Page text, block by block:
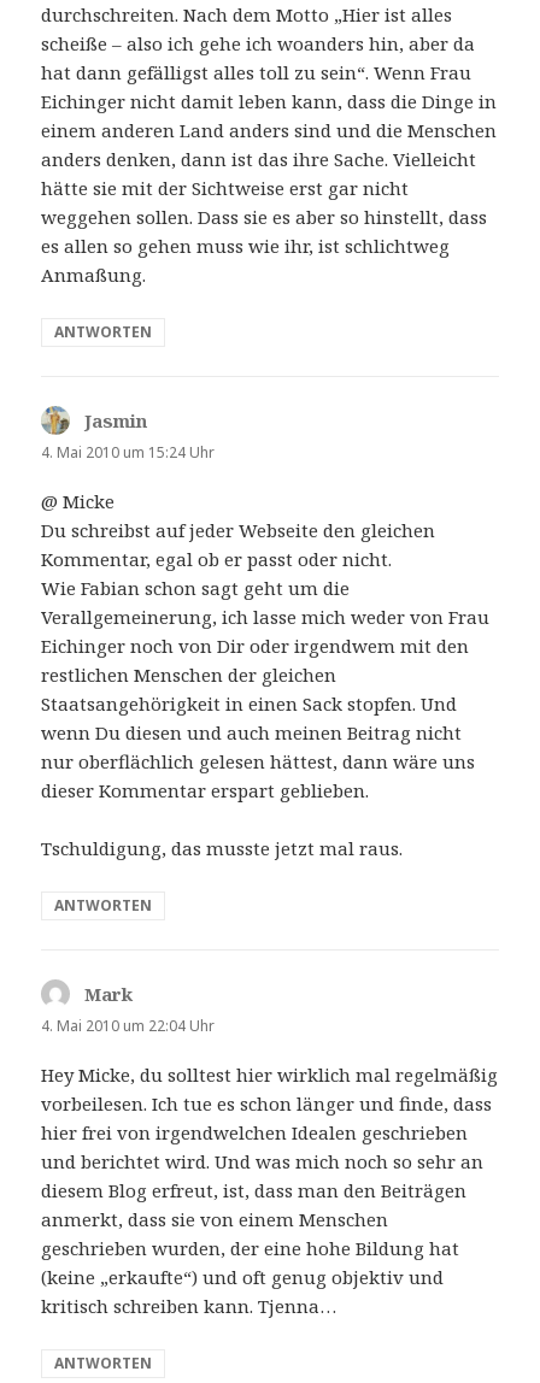
durchschreiten. Nach dem Motto „Hier ist alles
scheiße – also ich gehe ich woanders hin, aber da
hat dann gefälligst alles toll zu sein“. Wenn Frau
Eichinger nicht damit leben kann, dass die Dinge in
einem anderen Land anders sind und die Menschen
anders denken, dann ist das ihre Sache. Vielleicht
hätte sie mit der Sichtweise erst gar nicht
weggehen sollen. Dass sie es aber so hinstellt, dass
es allen so gehen muss wie ihr, ist schlichtweg
Anmaßung.
ANTWORTEN
Jasmin
4. Mai 2010 um 15:24 Uhr
@ Micke
Du schreibst auf jeder Webseite den gleichen
Kommentar, egal ob er passt oder nicht.
Wie Fabian schon sagt geht um die
Verallgemeinerung, ich lasse mich weder von Frau
Eichinger noch von Dir oder irgendwem mit den
restlichen Menschen der gleichen
Staatsangehörigkeit in einen Sack stopfen. Und
wenn Du diesen und auch meinen Beitrag nicht
nur oberflächlich gelesen hättest, dann wäre uns
dieser Kommentar erspart geblieben.
Tschuldigung, das musste jetzt mal raus.
ANTWORTEN
Mark
4. Mai 2010 um 22:04 Uhr
Hey Micke, du solltest hier wirklich mal regelmäßig
vorbeilesen. Ich tue es schon länger und finde, dass
hier frei von irgendwelchen Idealen geschrieben
und berichtet wird. Und was mich noch so sehr an
diesem Blog erfreut, ist, dass man den Beiträgen
anmerkt, dass sie von einem Menschen
geschrieben wurden, der eine hohe Bildung hat
(keine „erkaufte“) und oft genug objektiv und
kritisch schreiben kann. Tjenna…
ANTWORTEN